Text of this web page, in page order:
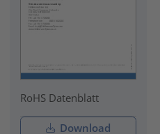
RoHS Datenblatt
Download